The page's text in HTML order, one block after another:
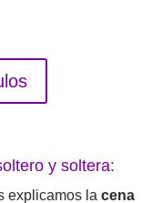
y soltera:
explicamos la cena